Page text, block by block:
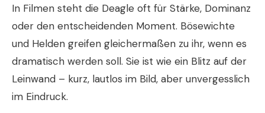
In Filmen steht die Deagle oft für Stärke, Dominanz
oder den entscheidenden Moment. Bösewichte
und Helden greifen gleichermaßen zu ihr, wenn es
dramatisch werden soll. Sie ist wie ein Blitz auf der
Leinwand – kurz, lautlos im Bild, aber unvergesslich
im Eindruck.